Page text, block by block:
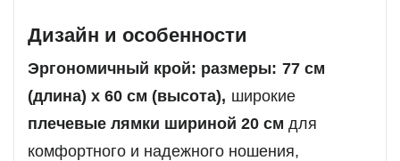
Дизайн и особенности
Эргономичный крой: размеры: 77 см
(длина) x 60 см (высота), широкие
плечевые лямки шириной 20 см для
комфортного и надежного ношения,